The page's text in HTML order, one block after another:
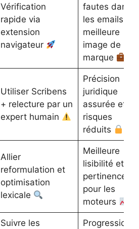
Vérification
rapide via
extension
navigateur
fautes dans
les emails,
meilleure
image de
marque
Utiliser Scribens
+ relecture par un
expert humain
Précision
juridique
assurée et
risques
réduits
Allier
reformulation et
optimisation
lexicale
Meilleure
lisibilité et
pertinence
pour les
moteurs
Suivre les
Progression